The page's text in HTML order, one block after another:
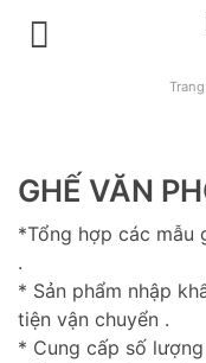
đến
GHẾ VĂN
*Tổng hợp các mẫu
.
* Sản phẩm nhập
tiện vận chuyển .
* Cung cấp số